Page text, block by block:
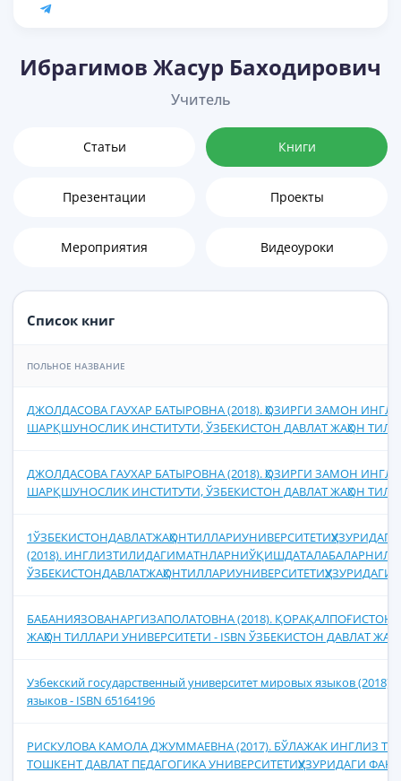
Ибрагимов Жасур Баходирович
Учитель
Статьи Книги
Презентации Проекты
Мероприятия Видеоуроки
Список книг
ПОЛЬНОЕ НАЗВАНИЕ
ДЖОЛДАСОВА ГАУХАР БАТЫРОВНА (2018). ҲОЗИРГИ ЗАМОН
ШАРҚШУНОСЛИК ИНСТИТУТИ, ЎЗБЕКИСТОН ДАВЛАТ ЖАҲОН
ДЖОЛДАСОВА ГАУХАР БАТЫРОВНА (2018). ҲОЗИРГИ ЗАМОН
ШАРҚШУНОСЛИК ИНСТИТУТИ, ЎЗБЕКИСТОН ДАВЛАТ ЖАҲОН
(2018).
БАБАНИЯЗОВАНАРГИЗАПОЛАТОВНА (2018).
ЖАҲОН ТИЛЛАРИ УНИВЕРСИТЕТИ - ISBN ЎЗБЕКИСТОН ДАВЛАТ
Узбекский государственный университет мировых языков
языков - ISBN 65164196
РИСКУЛОВА КАМОЛА ДЖУММАЕВНА (2017). БЎЛАЖАК ИНГЛИЗ
ТОШКЕНТ ДАВЛАТ ПЕДАГОГИКА УНИВЕРСИТЕТИҲУЗУРИДАГИ